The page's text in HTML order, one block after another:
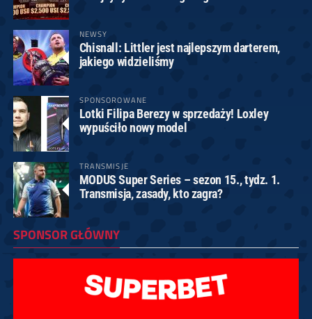
NEWSY
Chisnall: Littler jest najlepszym darterem,
jakiego widzieliśmy
SPONSOROWANE
Lotki Filipa Berezy w sprzedaży! Loxley
wypuściło nowy model
TRANSMISJE
MODUS Super Series – sezon 15., tydz. 1.
Transmisja, zasady, kto zagra?
SPONSOR GŁÓWNY